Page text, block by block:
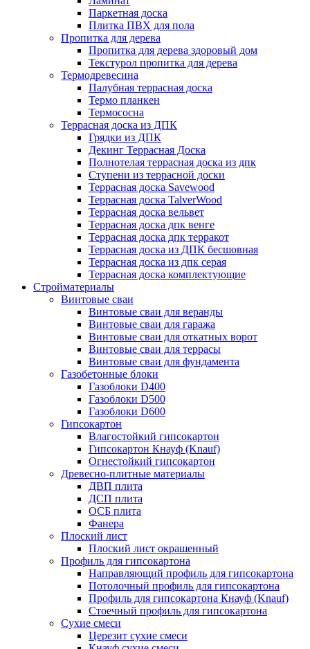
Паркетная доска
Плитка ПВХ для пола
Пропитка для дерева
Пропитка для дерева здоровый дом
Текстурол пропитка для дерева
Термодревесина
Палубная террасная доска
Термо планкен
Термососна
Террасная доска из ДПК
Грядки из ДПК
Декинг Террасная Доска
Полнотелая террасная доска из дпк
Ступени из террасной доски
Террасная доска Savewood
Террасная доска TalverWood
Террасная доска вельвет
Террасная доска дпк венге
Террасная доска дпк терракот
Террасная доска из ДПК бесшовная
Террасная доска из дпк серая
Террасная доска комплектующие
Стройматериалы
Винтовые сваи
Винтовые сваи для веранды
Винтовые сваи для гаража
Винтовые сваи для откатных ворот
Винтовые сваи для террасы
Винтовые сваи для фундамента
Газобетонные блоки
Газоблоки D400
Газоблоки D500
Газоблоки D600
Гипсокартон
Влагостойкий гипсокартон
Гипсокартон Кнауф (Knauf)
Огнестойкий гипсокартон
Древесно-плитные материалы
ДВП плита
ДСП плита
ОСБ плита
Фанера
Плоский лист
Плоский лист окрашенный
Профиль для гипсокартона
Направляющий профиль для гипсокартона
Потолочный профиль для гипсокартона
Профиль для гипсокартона Кнауф (Knauf)
Стоечный профиль для гипсокартона
Сухие смеси
Церезит сухие смеси